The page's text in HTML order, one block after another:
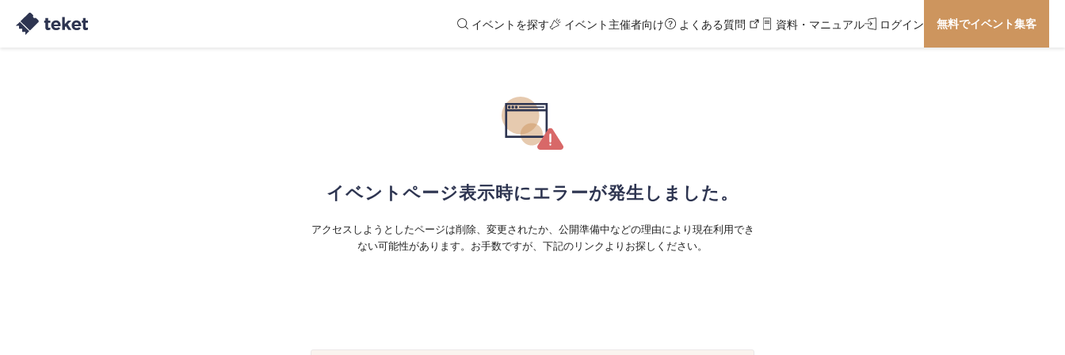
イベントを探す イベント主催者向け よくある質問 資料・マニュアル ログイン 無料でイベント集客
イベントページ表示時にエラーが発生しました。
アクセスしようとしたページは削除、変更されたか、公開準備中などの理由により現在利用でき
ない可能性があります。お手数ですが、下記のリンクよりお探しください。